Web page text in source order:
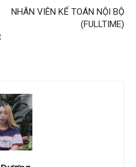
NHÂN VIÊN KẾ TOÁN NỘI BỘ
(FULLTIME)